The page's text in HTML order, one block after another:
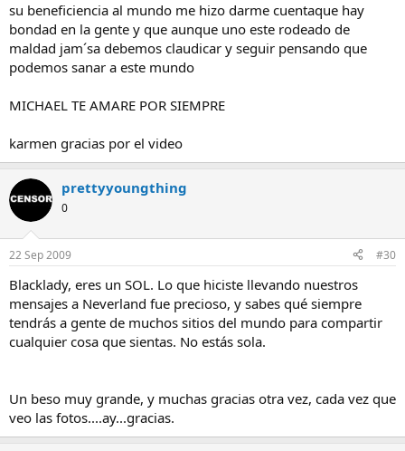
su beneficiencia al mundo me hizo darme cuentaque hay
bondad en la gente y que aunque uno este rodeado de
maldad jam´sa debemos claudicar y seguir pensando que
podemos sanar a este mundo
MICHAEL TE AMARE POR SIEMPRE
karmen gracias por el video
prettyyoungthing
0
22 Sep 2009 #30
Blacklady, eres un SOL. Lo que hiciste llevando nuestros
mensajes a Neverland fue precioso, y sabes qué siempre
tendrás a gente de muchos sitios del mundo para compartir
cualquier cosa que sientas. No estás sola.
Un beso muy grande, y muchas gracias otra vez, cada vez que
veo las fotos....ay...gracias.